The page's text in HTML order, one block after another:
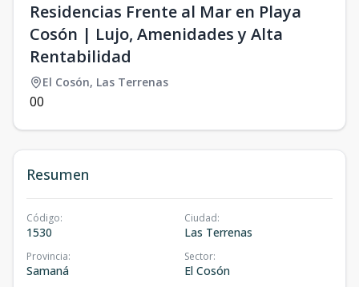
Residencias Frente al Mar en Playa
Cosón | Lujo, Amenidades y Alta
Rentabilidad
El Cosón, Las Terrenas
00
Resumen
Código:
1530
Ciudad:
Las Terrenas
Provincia:
Samaná
Sector:
El Cosón